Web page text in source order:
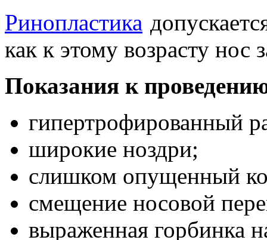
Ринопластика
как к этому возрасту нос
Показания к
гипертрофированный
широкие ноздри;
слишком опущенный
смещение носовой
выраженная горбинка